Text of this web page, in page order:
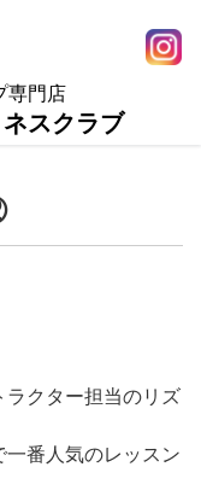
専門店
スクラブ
ラクター担当のリズ
一番人気のレッスン